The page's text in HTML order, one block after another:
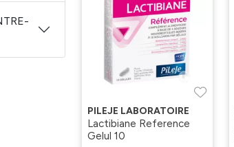
PILEJE LABORATOIRE
Lactibiane Reference
Gelul 10